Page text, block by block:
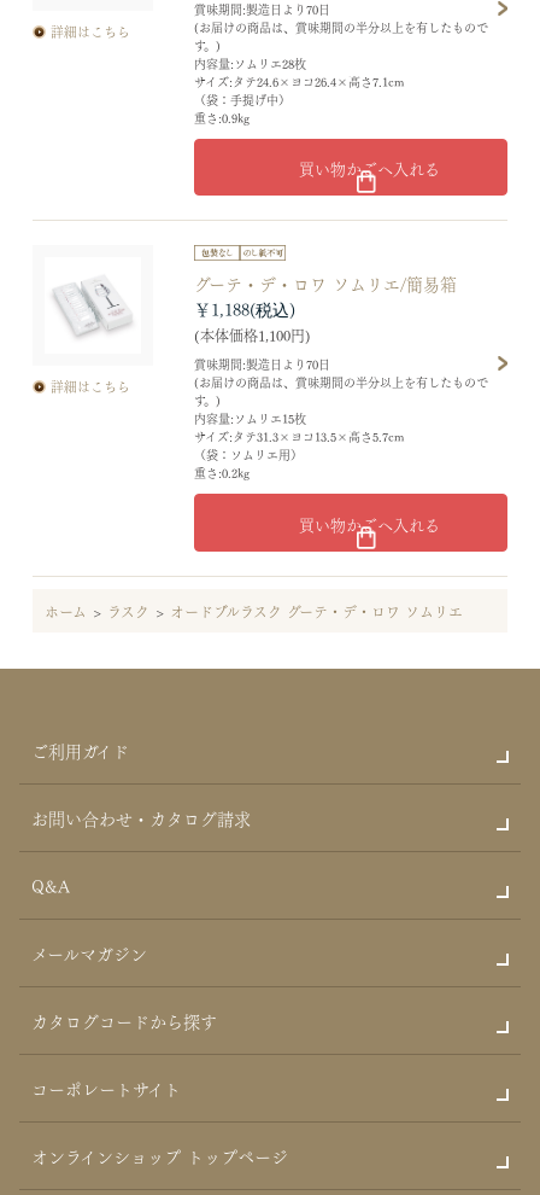
詳細はこちら
賞味期間:製造日より70日
(お届けの商品は、賞味期間の半分以上を有したもので
す。)
内容量:ソムリエ28枚
サイズ:タテ24.6×ヨコ26.4×高さ7.1cm
（袋：手提げ中）
重さ:0.9kg
買い物かごへ入れる
詳細はこちら
グーテ・デ・ロワ ソムリエ/簡易箱
賞味期間:製造日より70日
(お届けの商品は、賞味期間の半分以上を有したもので
す。)
内容量:ソムリエ15枚
サイズ:タテ31.3×ヨコ13.5×高さ5.7cm
（袋：ソムリエ用）
重さ:0.2kg
￥1,188
(本体価格1,100円)
買い物かごへ入れる
ホーム > ラスク > オードブルラスク グーテ・デ・ロワ ソムリエ
ご利用ガイド
お問い合わせ・カタログ請求
Q&A
メールマガジン
カタログコードから探す
コーポレートサイト
オンラインショップ トップページ